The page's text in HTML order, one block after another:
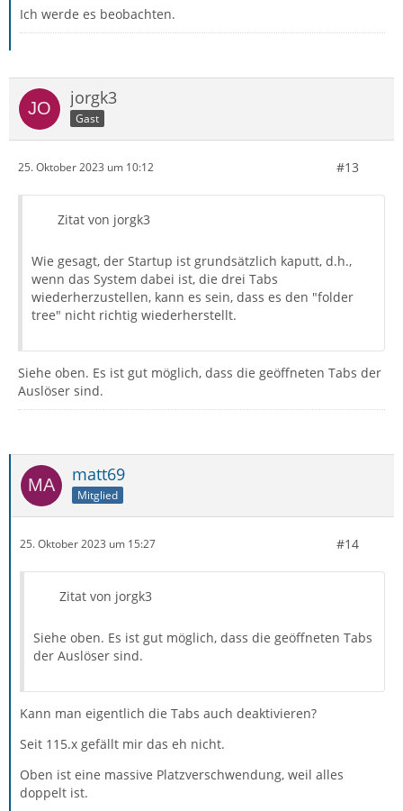
Ich werde es beobachten.
jorgk3
Gast
25. Oktober 2023 um 10:12 #13
Zitat von jorgk3
Wie gesagt, der Startup ist grundsätzlich kaputt, d.h.,
wenn das System dabei ist, die drei Tabs
wiederherzustellen, kann es sein, dass es den "folder
tree" nicht richtig wiederherstellt.
Siehe oben. Es ist gut möglich, dass die geöffneten Tabs der
Auslöser sind.
matt69
Mitglied
25. Oktober 2023 um 15:27 #14
Zitat von jorgk3
Siehe oben. Es ist gut möglich, dass die geöffneten Tabs
der Auslöser sind.
Kann man eigentlich die Tabs auch deaktivieren?
Seit 115.x gefällt mir das eh nicht.
Oben ist eine massive Platzverschwendung, weil alles
doppelt ist.